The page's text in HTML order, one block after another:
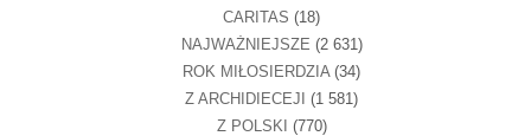
CARITAS (18)
NAJWAŻNIEJSZE (2 631)
ROK MIŁOSIERDZIA (34)
Z ARCHIDIECEJI (1 581)
Z POLSKI (770)